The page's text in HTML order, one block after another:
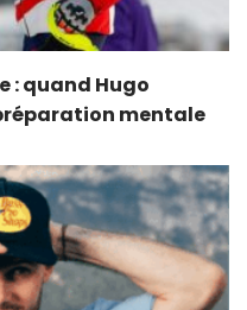
: quand Hugo
mentale